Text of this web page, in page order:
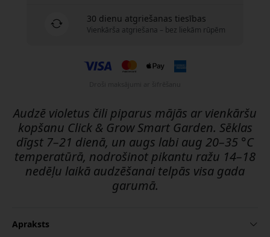
30 dienu atgriešanas tiesības
Vienkārša atgriešana – bez liekām rūpēm
Audzē violetus čili piparus mājās ar vienkāršu
kopšanu Click & Grow Smart Garden. Sēklas
dīgst 7–21 dienā, un augs labi aug 20–35 °C
temperatūrā, nodrošinot pikantu ražu 14–18
nedēļu laikā audzēšanai telpās visa gada
garumā.
Apraksts